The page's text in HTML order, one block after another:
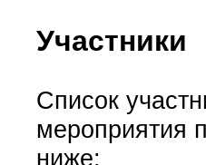
Участники
Список
мероприятия
ниже: